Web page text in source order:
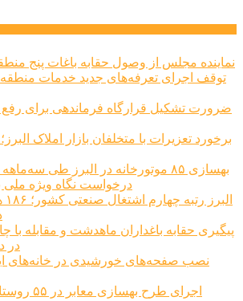
نماینده مجلس از وصول حقابه باغات پنج
بهسازی ۸۵ موتورخانه در البرز طی سه‌ماهه نخست امسال
درخواست نگاه ویژه ملی
در
اجرای طرح بهسازی معابر در ۵۵ روستای استان البرز